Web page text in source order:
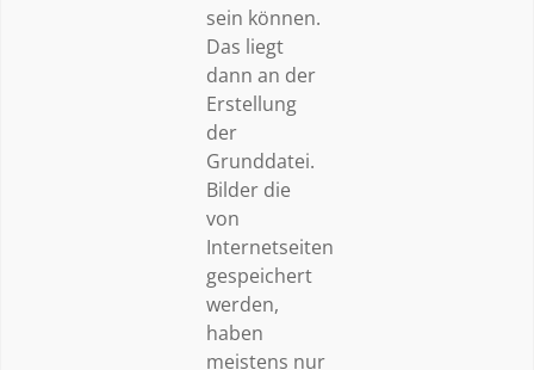
sein können.
Das liegt
dann an der
Erstellung
der
Grunddatei.
Bilder die
von
Internetseiten
gespeichert
werden,
haben
meistens nur